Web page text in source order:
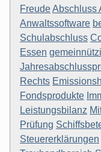
FreudeAbschluss
Anwaltssoftware
Schulabschluss
Essen
Rechts
Fondsprodukte
Leistungsbilanz
Prüfung
Steuererklärungen